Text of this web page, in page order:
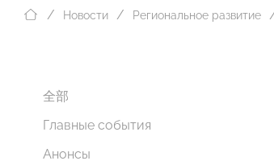
Новости Региональное развитие
全部
Главные события
Анонсы